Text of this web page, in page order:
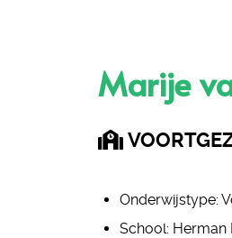
Marije
Onderwijstype:
School: Herman